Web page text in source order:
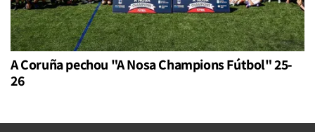
A Coruña pechou "A Nosa Champions Fútbol" 25-
26